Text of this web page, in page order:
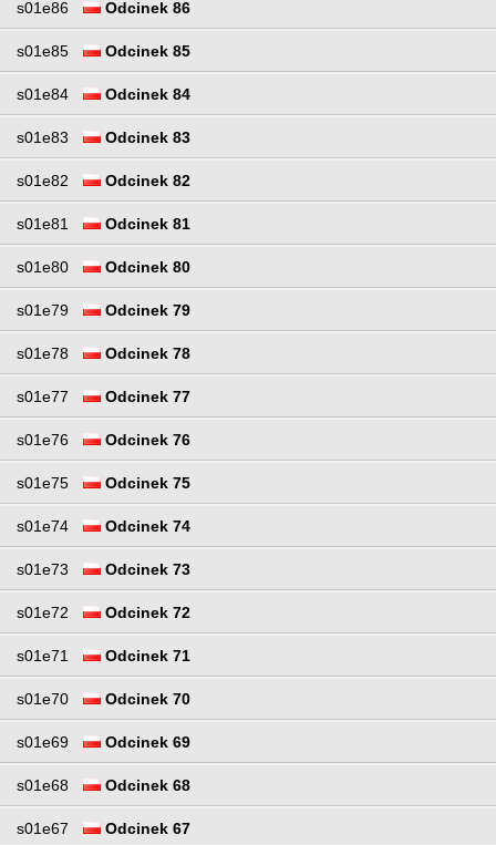
s01e86 Odcinek 86
s01e85 Odcinek 85
s01e84 Odcinek 84
s01e83 Odcinek 83
s01e82 Odcinek 82
s01e81 Odcinek 81
s01e80 Odcinek 80
s01e79 Odcinek 79
s01e78 Odcinek 78
s01e77 Odcinek 77
s01e76 Odcinek 76
s01e75 Odcinek 75
s01e74 Odcinek 74
s01e73 Odcinek 73
s01e72 Odcinek 72
s01e71 Odcinek 71
s01e70 Odcinek 70
s01e69 Odcinek 69
s01e68 Odcinek 68
s01e67 Odcinek 67